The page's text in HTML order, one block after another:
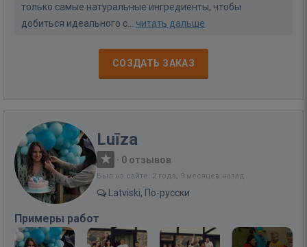
только самые натуральные ингредиенты, чтобы
добиться идеального с... читать дальше
СОЗДАТЬ ЗАКАЗ
Luīza
· 0 отзывов
Был на сайте: 2 года, 9 месяцев назад
Latviski, По-русски
Примеры работ